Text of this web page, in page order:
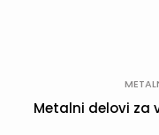
Metalni delovi za